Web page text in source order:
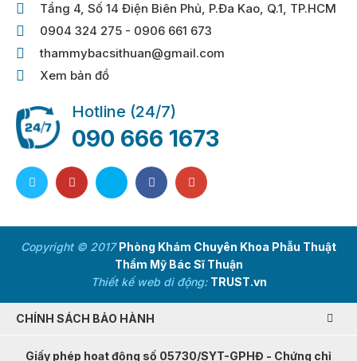
Tầng 4, Số 14 Điện Biên Phủ, P.Đa Kao, Q.1, TP.HCM
0904 324 275 - 0906 661 673
thammybacsithuan@gmail.com
Xem bản đồ
Hotline (24/7)
090 666 1673
Copyright © 2017Phòng Khám Chuyên Khoa Phẫu Thuật
Thẩm Mỹ Bác Sĩ Thuận
Thiết kế web di động: TRUST.vn
CHÍNH SÁCH BẢO HÀNH
Giấy phép hoạt động số 05730/SYT-GPHĐ - Chứng chỉ